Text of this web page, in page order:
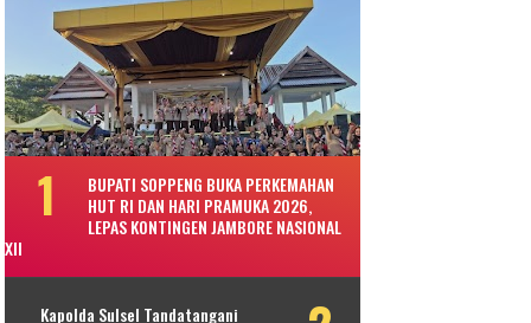
BUPATI SOPPENG BUKA PERKEMAHAN
HUT RI DAN HARI PRAMUKA 2026,
LEPAS KONTINGEN JAMBORE NASIONAL
XII
Kapolda Sulsel Tandatangani